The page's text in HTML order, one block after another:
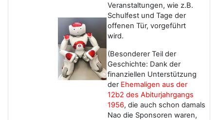
Veranstaltungen, wie z.B.
Schulfest und Tage der
offenen Tür, vorgeführt
wird.
(Besonderer Teil der
Geschichte: Dank der
finanziellen Unterstützung
der Ehemaligen aus der
12b2 des Abiturjahrgangs
1956, die auch schon damals
Nao die Sponsoren waren,